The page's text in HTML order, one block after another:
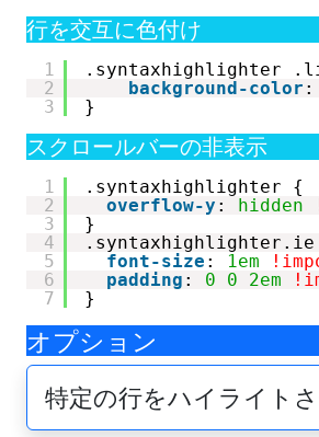
行を交互に色付け
1
2
3
.syntaxhighlighter
background-color :
}
スクロールバーの非表示
1
2
3
4
5
6
7
.syntaxhighlighter {
overflow-y : hidden
}
font-size : 1em
padding : 0 0 2em
}
オプション
特定の行をハイライト